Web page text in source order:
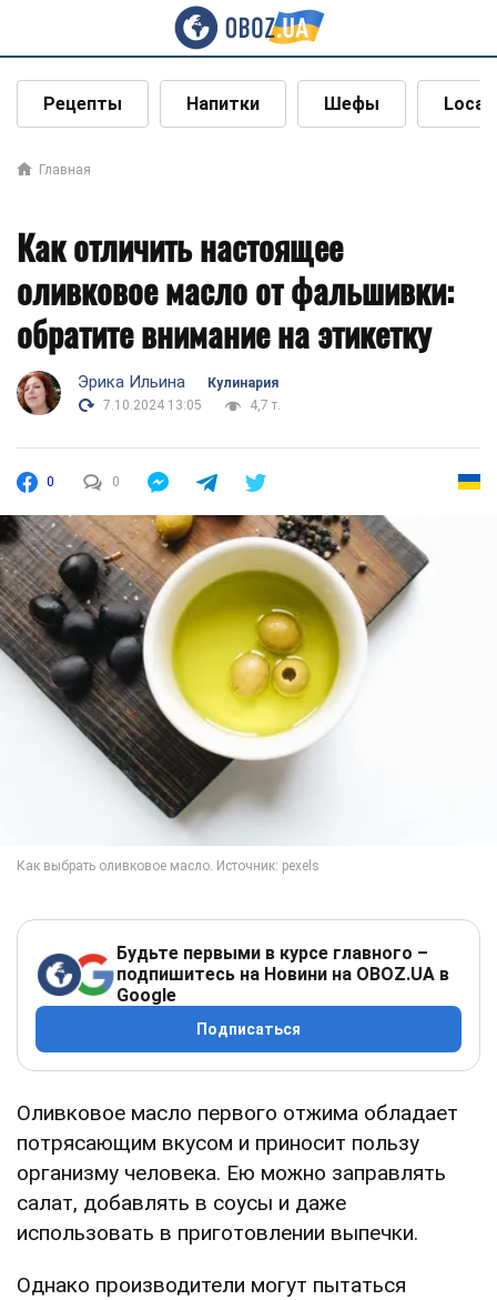
Рецепты Напитки Шефы Local
Главная
Как отличить настоящее
оливковое масло от фальшивки:
обратите внимание на этикетку
Эрика Ильина
Кулинария
7.10.2024 13:05
4,7 т.
0 0
Будьте первыми в курсе главного –
подпишитесь на Новини на OBOZ.UA в
Google
Подписаться
Оливковое масло первого отжима обладает
потрясающим вкусом и приносит пользу
организму человека. Ею можно заправлять
салат, добавлять в соусы и даже
использовать в приготовлении выпечки.
Однако производители могут пытаться